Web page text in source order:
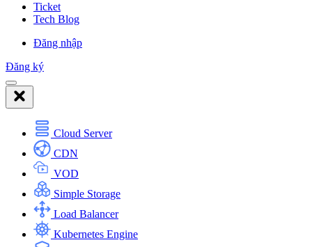
Ticket
Tech Blog
Đăng nhập
Đăng ký
Cloud Server
CDN
VOD
Simple Storage
Load Balancer
Kubernetes Engine